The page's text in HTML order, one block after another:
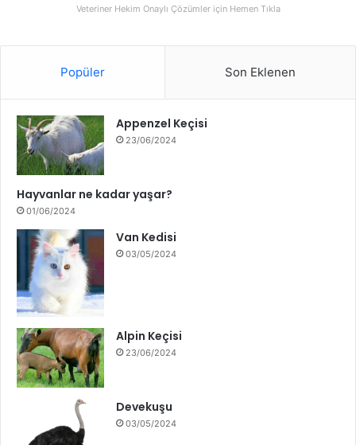
Veteriner Hekim Onaylı Çözümler için Hemen Tıkla
Popüler Son Eklenen
Appenzel Keçisi
23/06/2024
Hayvanlar ne kadar yaşar?
01/06/2024
Van Kedisi
03/05/2024
Alpin Keçisi
23/06/2024
Devekuşu
03/05/2024